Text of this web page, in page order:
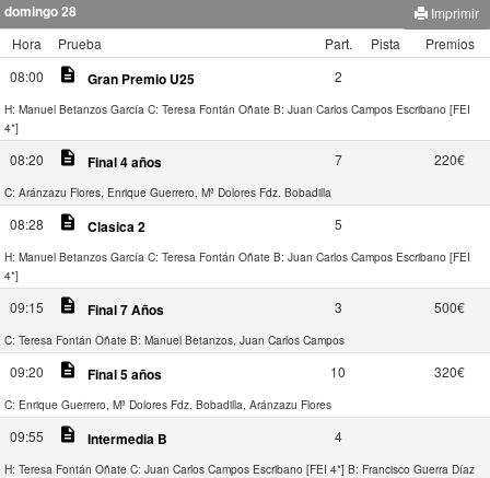
domingo 28
Imprimir
Hora
Prueba Part. Pista
Premios
08:00
description Gran Premio U25 2
H: Manuel Betanzos García C: Teresa Fontán Oñate B: Juan Carlos Campos Escribano [FEI
4*]
08:20 description Final 4 años 7 220€
C: Aránzazu Flores, Enrique Guerrero, Mª Dolores Fdz. Bobadilla
08:28 description Clasica 2 5
H: Manuel Betanzos García C: Teresa Fontán Oñate B: Juan Carlos Campos Escribano [FEI
4*]
09:15 description Final 7 Años 3 500€
C: Teresa Fontán Oñate B: Manuel Betanzos, Juan Carlos Campos
09:20 description Final 5 años 10 320€
C: Enrique Guerrero, Mª Dolores Fdz. Bobadilla, Aránzazu Flores
09:55 description Intermedia B 4
H: Teresa Fontán Oñate C: Juan Carlos Campos Escribano [FEI 4*] B: Francisco Guerra Díaz